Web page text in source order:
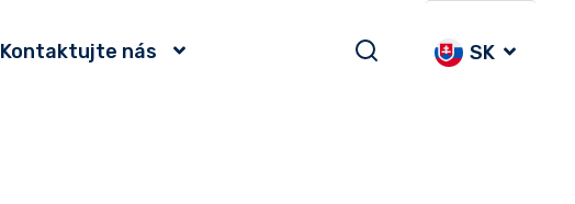
Kontaktujte nás SK